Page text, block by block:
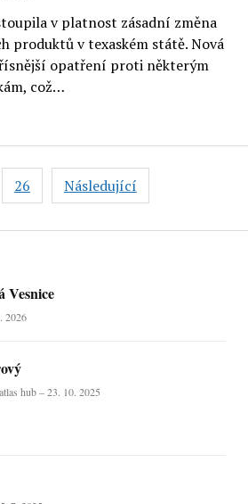
Vesnice
2026
hub – 23. 10. 2025
v platnost zásadní změna
produktů v texaském státě. Nová
opatření proti některým
což…
26 Následující